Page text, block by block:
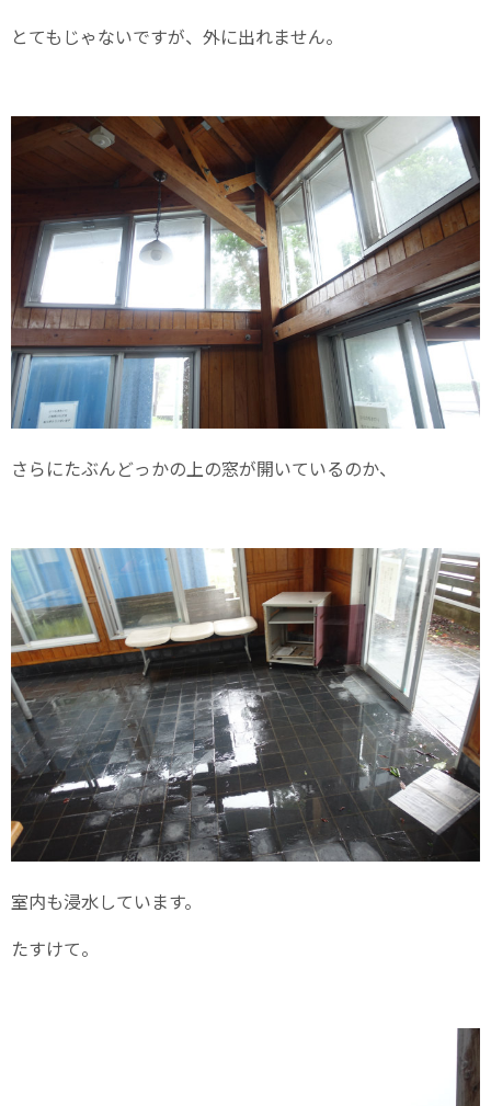
とてもじゃないですが、外に出れません。
さらにたぶんどっかの上の窓が開いているのか、
室内も浸水しています。
たすけて。